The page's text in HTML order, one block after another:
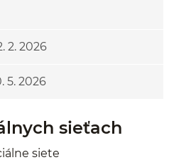
2. 2026
5. 2026
sieťach
siete